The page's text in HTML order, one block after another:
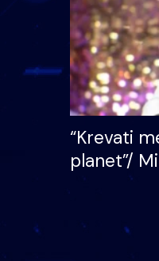
“Krevati
planet”/
bukura